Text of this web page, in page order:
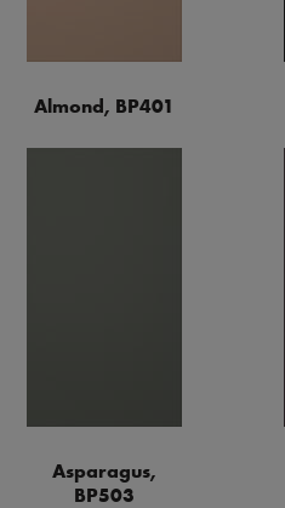
Almond, BP401
Asparagus,
BP503